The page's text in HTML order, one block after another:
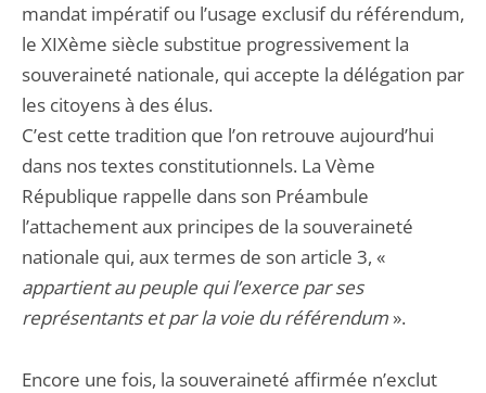
mandat impératif ou l’usage exclusif du référendum,
le XIXème siècle substitue progressivement la
souveraineté nationale, qui accepte la délégation par
les citoyens à des élus.
C’est cette tradition que l’on retrouve aujourd’hui
dans nos textes constitutionnels. La Vème
République rappelle dans son Préambule
l’attachement aux principes de la souveraineté
nationale qui, aux termes de son article 3, «
appartient au peuple qui l’exerce par ses
représentants et par la voie du référendum ».
Encore une fois, la souveraineté affirmée n’exclut